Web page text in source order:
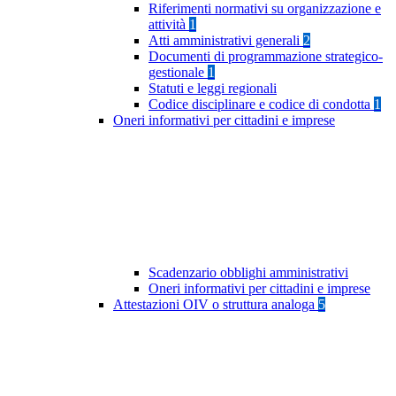
Riferimenti normativi su organizzazione e
attività 1
Atti amministrativi generali 2
Documenti di programmazione strategico-
gestionale 1
Statuti e leggi regionali
Codice disciplinare e codice di condotta 1
Oneri informativi per cittadini e imprese
Scadenzario obblighi amministrativi
Oneri informativi per cittadini e imprese
Attestazioni OIV o struttura analoga 5